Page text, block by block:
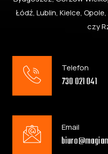
Łódź, Lublin, Kielce,
czy
Telefon
730 021 041
Email